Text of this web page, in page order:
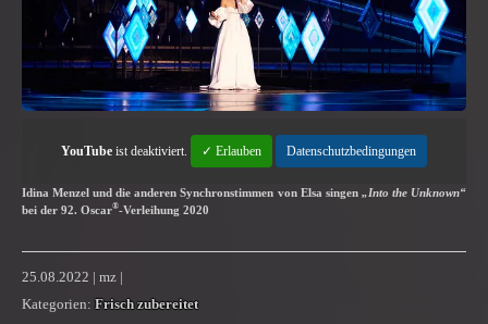
YouTube ist deaktiviert. ✓ Erlauben Datenschutzbedingungen
Idina Menzel und die anderen Synchronstimmen von Elsa singen „Into the Unknown“
bei der 92. Oscar®-Verleihung 2020
25.08.2022 | mz |
Kategorien: Frisch zubereitet